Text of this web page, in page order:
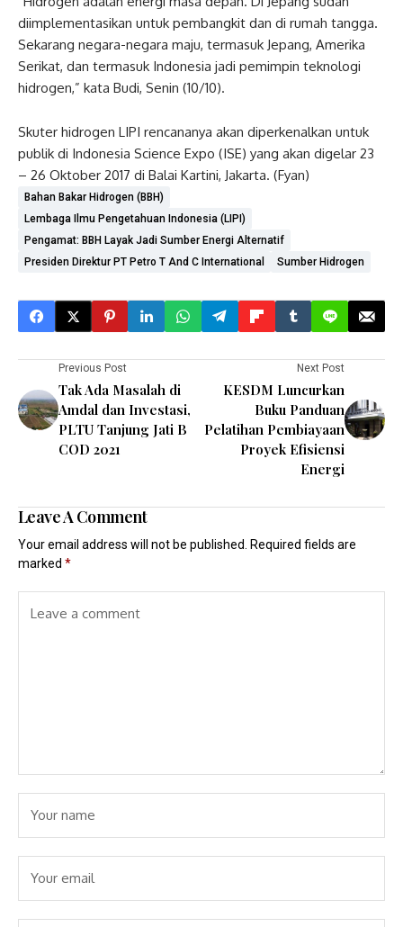
diimplementasikan untuk pembangkit dan di rumah tangga.
Sekarang negara-negara maju, termasuk Jepang, Amerika
Serikat, dan termasuk Indonesia jadi pemimpin teknologi
hidrogen,” kata Budi, Senin (10/10).
Skuter hidrogen LIPI rencananya akan diperkenalkan untuk
publik di Indonesia Science Expo (ISE) yang akan digelar 23
– 26 Oktober 2017 di Balai Kartini, Jakarta. (Fyan)
Bahan Bakar Hidrogen (BBH)
Lembaga Ilmu Pengetahuan Indonesia (LIPI)
Pengamat: BBH Layak Jadi Sumber Energi Alternatif
Presiden Direktur PT Petro T And C International
Sumber Hidrogen
Previous Post
Tak Ada Masalah di
Amdal dan Investasi,
PLTU Tanjung Jati B
COD 2021
Next Post
KESDM Luncurkan
Buku Panduan
Pelatihan Pembiayaan
Proyek Efisiensi
Energi
Leave A Comment
Your email address will not be published. Required fields are
marked *